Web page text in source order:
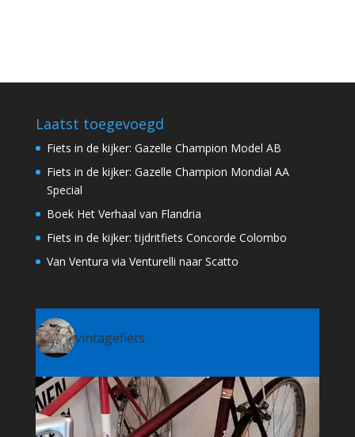
Laatst toegevoegd
Fiets in de kijker: Gazelle Champion Model AB
Fiets in de kijker: Gazelle Champion Mondial AA
Special
Boek Het Verhaal van Flandria
Fiets in de kijker: tijdritfiets Concorde Colombo
Van Ventura via Venturelli naar Scatto
vintagefiets